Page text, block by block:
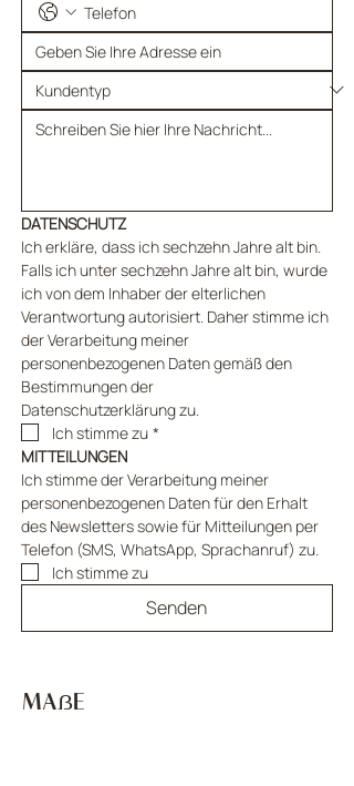
DATENSCHUTZ
Ich erkläre, dass ich sechzehn Jahre alt bin.
Falls ich unter sechzehn Jahre alt bin, wurde
ich von dem Inhaber der elterlichen
Verantwortung autorisiert. Daher stimme ich
der Verarbeitung meiner
personenbezogenen Daten gemäß den
Bestimmungen der
Datenschutzerklärung zu.
Ich stimme zu *
MITTEILUNGEN
Ich stimme der Verarbeitung meiner
personenbezogenen Daten für den Erhalt
des Newsletters sowie für Mitteilungen per
Telefon (SMS, WhatsApp, Sprachanruf) zu.
Ich stimme zu
Senden
MAẞE